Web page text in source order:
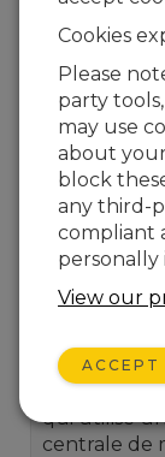
Part 1
centrale
qui utilise
centrale de
Cookies
Please
party
may use
about
block
any third-
compliant
View our
ACCEPT